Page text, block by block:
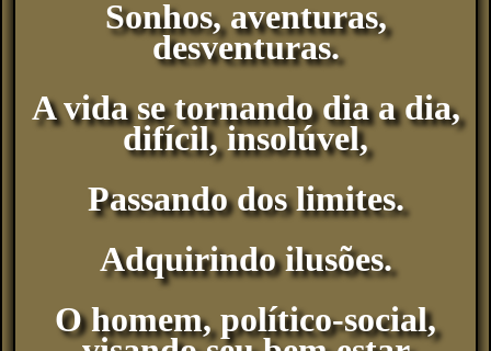
Sonhos, aventuras,
desventuras.
A vida se tornando dia a dia,
difícil, insolúvel,
Passando dos limites.
Adquirindo ilusões.
O homem, político-social,